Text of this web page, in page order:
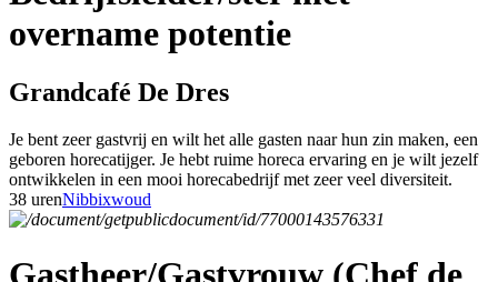
overname potentie
Grandcafé De Dres
Je bent zeer gastvrij en wilt het alle gasten naar hun zin maken, een
geboren horecatijger. Je hebt ruime horeca ervaring en je wilt jezelf
ontwikkelen in een mooi horecabedrijf met zeer veel diversiteit.
38 urenNibbixwoud
Gastheer/Gastvrouw (Chef de